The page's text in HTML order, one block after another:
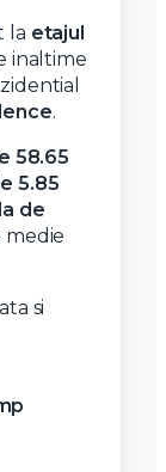
la etajul
inaltime
.
58.65
5.85
de
medie
si